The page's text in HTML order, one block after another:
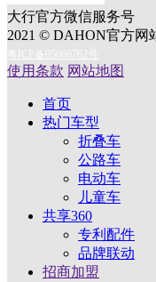
大行官方微信服务号
2021 © DAHON官方网
粤ICP备05066762号
使用条款 网站地图
首页
热门车型
折叠车
公路车
电动车
儿童车
共享360
专利配件
品牌联动
招商加盟